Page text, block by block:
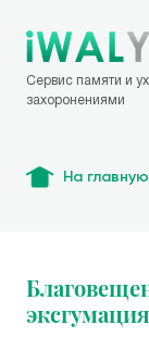
Сервис памяти и
захоронениями
На главную